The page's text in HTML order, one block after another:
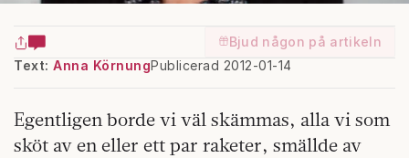
Bjud någon på artikeln
Text: Anna KörnungPublicerad 2012-01-14
Egentligen borde vi väl skämmas, alla vi som
sköt av en eller ett par raketer, smällde av